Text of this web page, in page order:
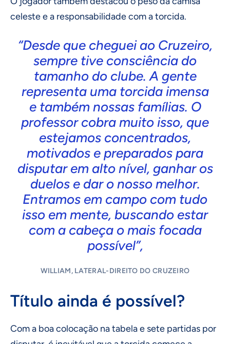
celeste e a responsabilidade com a torcida.
“Desde que cheguei ao Cruzeiro,
sempre tive consciência do
tamanho do clube. A gente
representa uma torcida imensa
e também nossas famílias. O
professor cobra muito isso, que
estejamos concentrados,
motivados e preparados para
disputar em alto nível, ganhar os
duelos e dar o nosso melhor.
Entramos em campo com tudo
isso em mente, buscando estar
com a cabeça o mais focada
possível”,
WILLIAM, LATERAL-DIREITO DO CRUZEIRO
Título ainda é possível?
Com a boa colocação na tabela e sete partidas por